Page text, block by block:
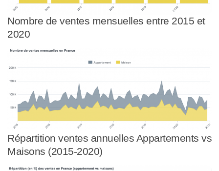
Nombre de ventes mensuelles entre 2015 et
2020
Répartition ventes annuelles Appartements vs
Maisons (2015-2020)